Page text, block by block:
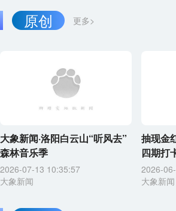
更多>
原创
大象新闻·洛阳白云山“听风去”
森林音乐季
2026-07-13 10:35:57
大象新闻
抽现金
四期打
2026-
大象新闻